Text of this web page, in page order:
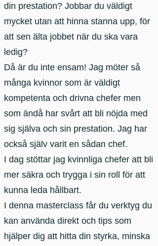
din prestation? Jobbar du väldigt
mycket utan att hinna stanna upp, för
att sen älta jobbet när du ska vara
ledig?
Då är du inte ensam! Jag möter så
många kvinnor som är väldigt
kompetenta och drivna chefer men
som ändå har svårt att bli nöjda med
sig själva och sin prestation. Jag har
också själv varit en sådan chef.
I dag stöttar jag kvinnliga chefer att bli
mer säkra och trygga i sin roll för att
kunna leda hållbart.
I denna masterclass får du verktyg du
kan använda direkt och tips som
hjälper dig att hitta din styrka, minska